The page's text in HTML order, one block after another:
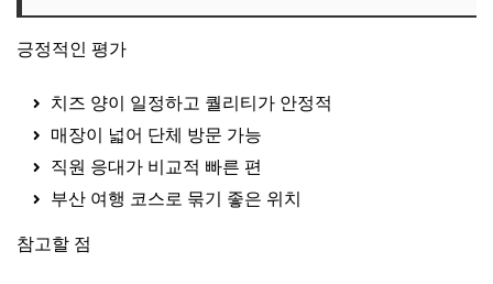
긍정적인 평가
치즈 양이 일정하고 퀄리티가 안정적
매장이 넓어 단체 방문 가능
직원 응대가 비교적 빠른 편
부산 여행 코스로 묶기 좋은 위치
참고할 점